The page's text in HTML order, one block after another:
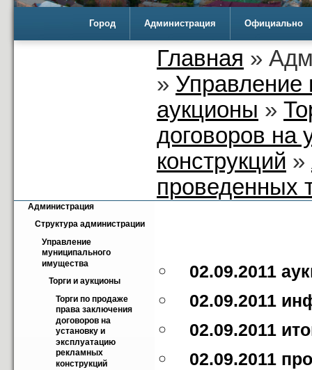
Город Администрация Официально
Главная »
» Управление
аукционы »
договоров на
конструкций »
проведенных
Администрация
Структура администрации
Управление
муниципального
имущества
Торги и аукционы
Торги по продаже
права заключения
договоров на
установку и
эксплуатацию
рекламных
конструкций
02.09.2011
02.09.2011
02.09.2011
02.09.2011